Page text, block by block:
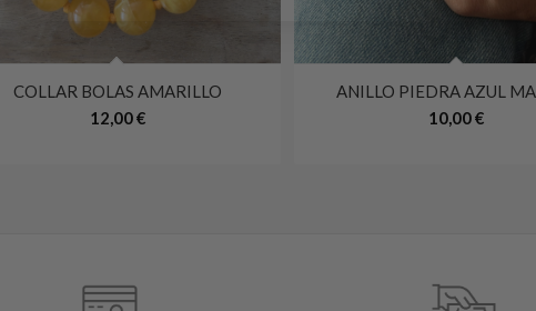
COLLAR BOLAS AMARILLO
12,00€
ANILLO PIEDRA AZUL
10,00€